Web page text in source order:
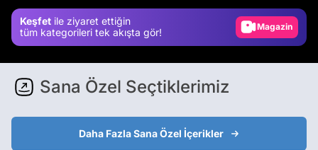
Keşfet ile ziyaret ettiğin
tüm kategorileri tek akışta gör!
Magazin
Sana Özel Seçtiklerimiz
Daha Fazla Sana Özel İçerikler